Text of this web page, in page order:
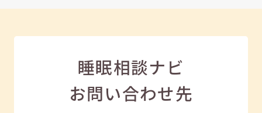
睡眠相談ナビ
お問い合わせ先